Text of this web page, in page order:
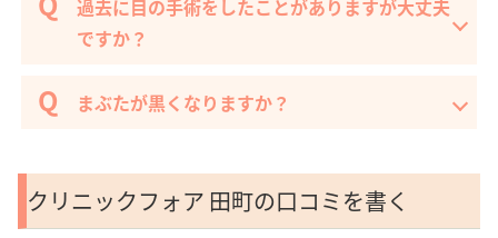
過去に目の手術をしたことがありますが大丈夫
ですか？
まぶたが黒くなりますか？
クリニックフォア 田町の口コミを書く